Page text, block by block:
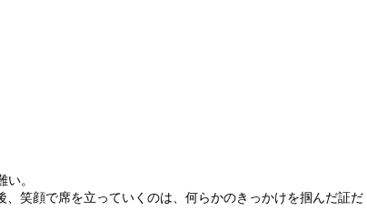
。
笑顔で席を立っていくのは、何らかのきっかけを掴んだ証だ